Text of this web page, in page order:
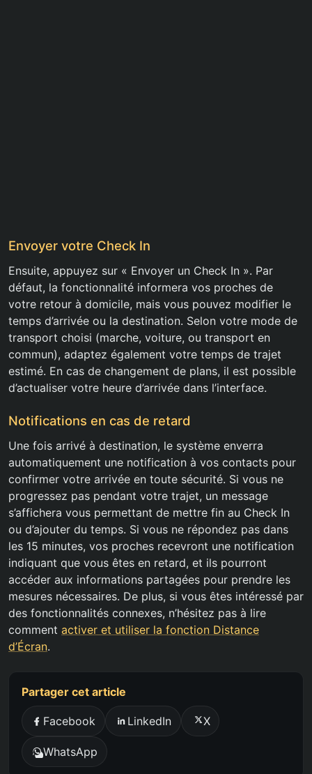
Envoyer votre Check In
Ensuite, appuyez sur « Envoyer un Check In ». Par
défaut, la fonctionnalité informera vos proches de
votre retour à domicile, mais vous pouvez modifier le
temps d’arrivée ou la destination. Selon votre mode de
transport choisi (marche, voiture, ou transport en
commun), adaptez également votre temps de trajet
estimé. En cas de changement de plans, il est possible
d’actualiser votre heure d’arrivée dans l’interface.
Notifications en cas de retard
Une fois arrivé à destination, le système enverra
automatiquement une notification à vos contacts pour
confirmer votre arrivée en toute sécurité. Si vous ne
progressez pas pendant votre trajet, un message
s’affichera vous permettant de mettre fin au Check In
ou d’ajouter du temps. Si vous ne répondez pas dans
les 15 minutes, vos proches recevront une notification
indiquant que vous êtes en retard, et ils pourront
accéder aux informations partagées pour prendre les
mesures nécessaires. De plus, si vous êtes intéressé par
des fonctionnalités connexes, n’hésitez pas à lire
comment activer et utiliser la fonction Distance
d’Écran.
Partager cet article
Facebook LinkedIn X
WhatsApp